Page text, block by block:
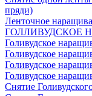
пряди)
Ленточное
ГОЛЛИВУДСКОЕ
Голивудское
Голивудское
Голивудское
Голивудское
Снятие